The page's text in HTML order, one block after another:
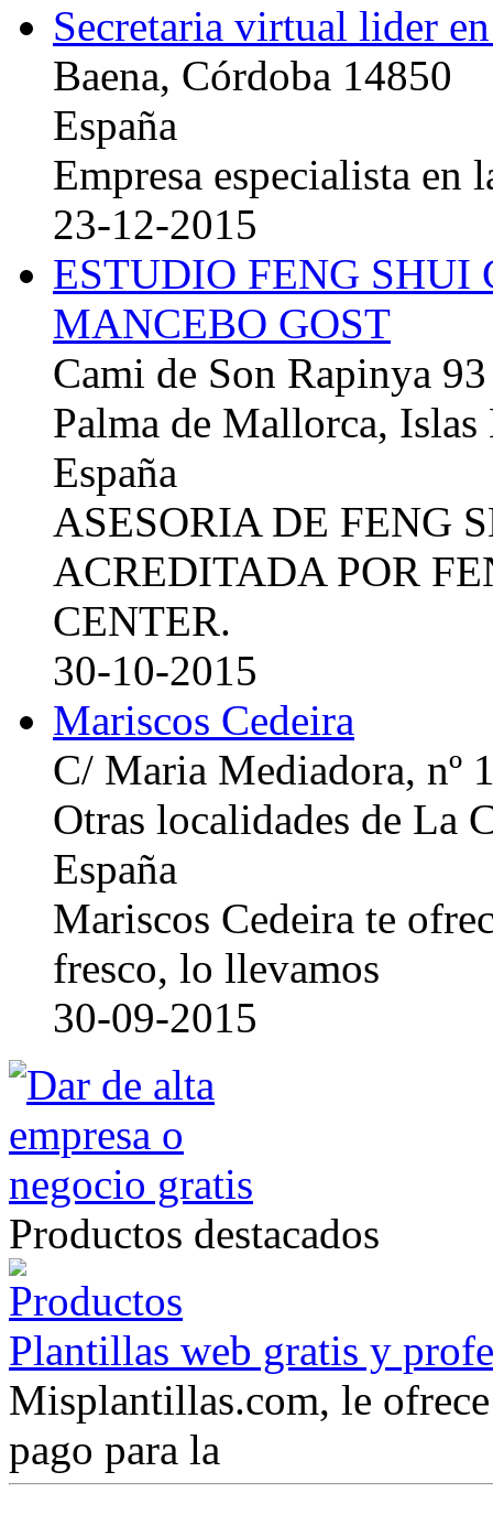
Secretaria virtual lider
Baena, Córdoba 14850
España
Empresa especialista en
23-12-2015
ESTUDIO FENG
MANCEBO GOST
Cami de Son Rapinya 93
Palma de Mallorca, Islas
España
ASESORIA DE FENG
ACREDITADA POR
CENTER.
30-10-2015
Mariscos Cedeira
C/ Maria Mediadora, nº
Otras localidades de La
España
Mariscos Cedeira te
fresco, lo llevamos
30-09-2015
Productos destacados
Plantillas web gratis y
Misplantillas.com, le
pago para la